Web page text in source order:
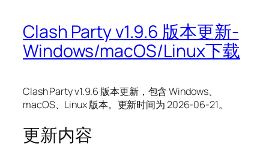
Clash Party v1.9.6 版本更新-
Windows/macOS/Linux下载
Clash Party v1.9.6 版本更新，包含 Windows、
macOS、Linux 版本。更新时间为 2026-06-21。
更新内容